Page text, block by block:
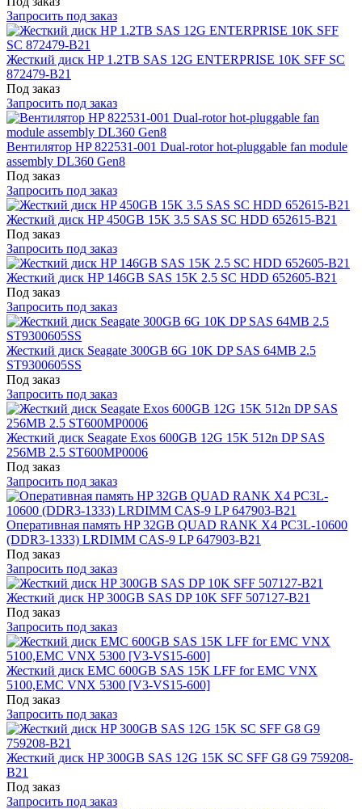
Запросить под заказ
Жесткий диск HP 1.2TB SAS 12G ENTERPRISE 10K SFF SC
872479-B21
Под заказ
Запросить под заказ
Вентилятор HP 822531-001 Dual-rotor hot-pluggable fan module
assembly DL360 Gen8
Под заказ
Запросить под заказ
Жесткий диск HP 450GB 15K 3.5 SAS SC HDD 652615-B21
Под заказ
Запросить под заказ
Жесткий диск HP 146GB SAS 15K 2.5 SC HDD 652605-B21
Под заказ
Запросить под заказ
Жесткий диск Seagate 300GB 6G 10K DP SAS 64MB 2.5
ST9300605SS
Под заказ
Запросить под заказ
Жесткий диск Seagate Exos 600GB 12G 15K 512n DP SAS
256MB 2.5 ST600MP0006
Под заказ
Запросить под заказ
Оперативная память HP 32GB QUAD RANK X4 PC3L-10600
(DDR3-1333) LRDIMM CAS-9 LP 647903-B21
Под заказ
Запросить под заказ
Жесткий диск HP 300GB SAS DP 10K SFF 507127-B21
Под заказ
Запросить под заказ
Жесткий диск EMC 600GB SAS 15K LFF for EMC VNX
5100,EMC VNX 5300 [V3-VS15-600]
Под заказ
Запросить под заказ
Жесткий диск HP 300GB SAS 12G 15K SC SFF G8 G9 759208-
B21
Под заказ
Запросить под заказ